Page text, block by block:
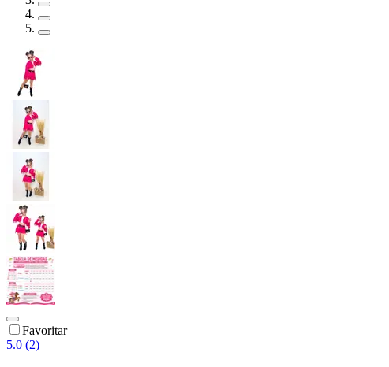
Favoritar
5.0 (2)